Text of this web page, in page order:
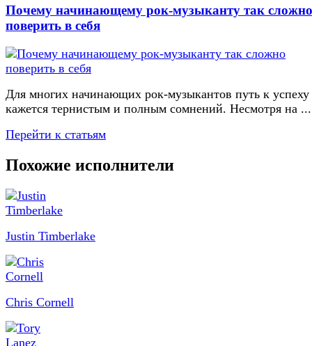
Почему начинающему рок-музыканту так сложно
поверить в себя
Для многих начинающих рок-музыкантов путь к успеху
кажется тернистым и полным сомнений. Несмотря на ...
Перейти к статьям
Похожие исполнители
Justin Timberlake
Chris Cornell